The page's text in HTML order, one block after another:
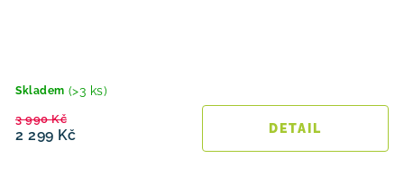
Skladem (>3 ks)
2 299 Kč
3 990 Kč